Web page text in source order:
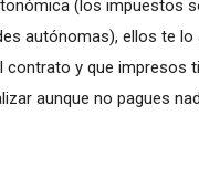
(los impuestos
autónomas), ellos te
y que impresos
aunque no pagues